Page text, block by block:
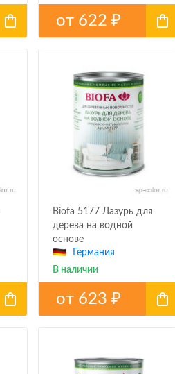
от 622 ₽
Biofa 5177 Лазурь для
дерева на водной
основе
Германия
В наличии
от 623 ₽